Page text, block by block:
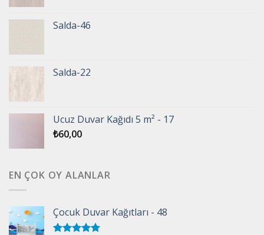
Salda-46
Salda-22
Ucuz Duvar Kağıdı 5 m² - 17
₺60,00
EN ÇOK OY ALANLAR
Çocuk Duvar Kağıtları - 48